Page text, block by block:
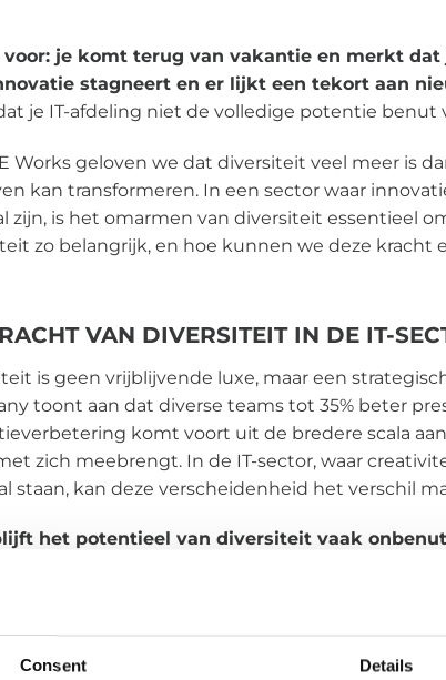
Consent Details
voor: je komt terug van vakantie en merkt
stagneert en er lijkt een tekort aan
je IT-afdeling niet de volledige potentie benut
Works geloven we dat diversiteit veel meer is
kan transformeren. In een sector waar
zijn, is het omarmen van diversiteit essentieel
zo belangrijk, en hoe kunnen we deze kracht
VAN DIVERSITEIT IN DE IT-
is geen vrijblijvende luxe, maar een
toont aan dat diverse teams tot 35% beter
komt voort uit de bredere scala
zich meebrengt. In de IT-sector, waar
staan, kan deze verscheidenheid het verschil
het potentieel van diversiteit vaak
de grootste uitdagingen is het gebrek aan
van teams. Harvard Business Review